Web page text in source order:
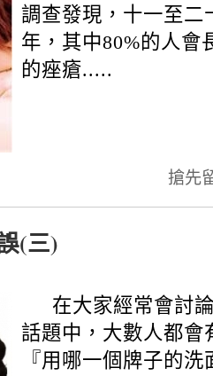
調查發現，十一至二
年，其中80%的人會
的痤瘡.....
搶先
(三)
在大家經常會討
話題中，大數人都會
『用哪一個牌子的